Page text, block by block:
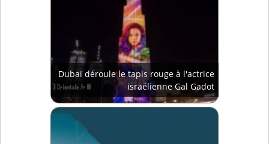
Dubaï déroule le tapis rouge à l'actrice
israélienne Gal Gadot